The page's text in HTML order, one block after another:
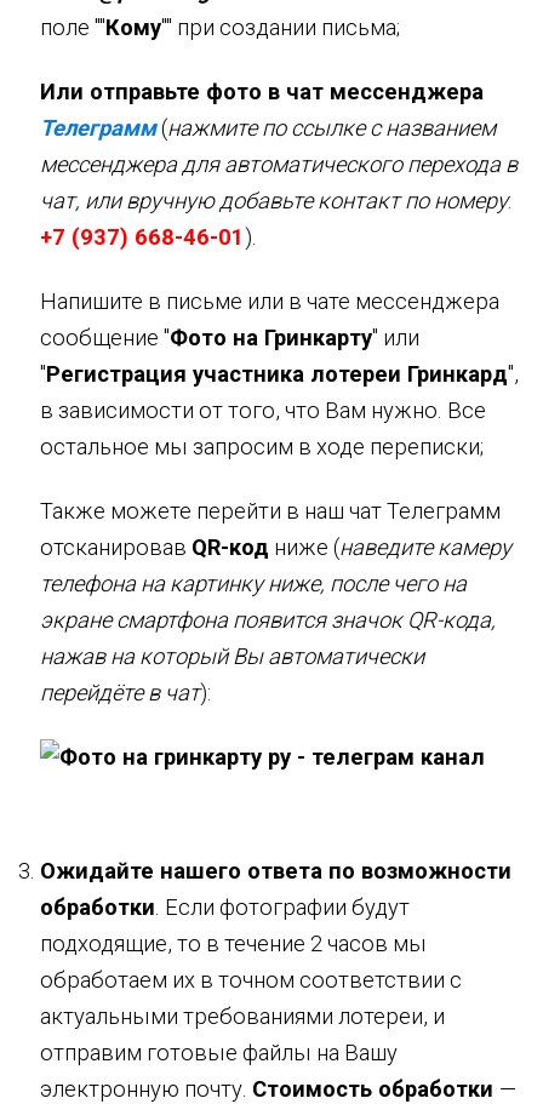
поле ""Кому"" при создании письма;
Или отправьте фото в чат мессенджера
Телеграмм(нажмите по ссылке с названием
мессенджера для автоматического перехода в
чат, или вручную добавьте контакт по номеру:
+7 (937) 668-46-01 ).
Напишите в письме или в чате мессенджера
сообщение "Фото на Гринкарту" или
"Регистрация участника лотереи Гринкард",
в зависимости от того, что Вам нужно. Все
остальное мы запросим в ходе переписки;
Также можете перейти в наш чат Телеграмм
отсканировав QR-код ниже (наведите камеру
телефона на картинку ниже, после чего на
экране смартфона появится значок QR-кода,
нажав на который Вы автоматически
перейдёте в чат):
Ожидайте нашего ответа по возможности
обработки . Если фотографии будут
подходящие, то в течение 2 часов мы
обработаем их в точном соответствии с
актуальными требованиями лотереи, и
отправим готовые файлы на Вашу
электронную почту. Стоимость обработки —